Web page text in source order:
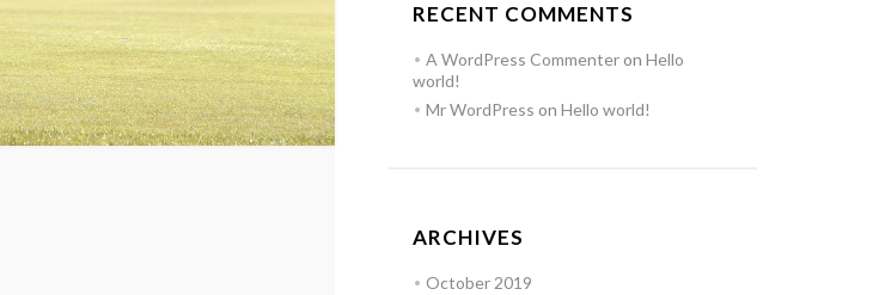
RECENT COMMENTS
A WordPress CommenteronHello
world!
Mr WordPress onHello world!
ARCHIVES
October 2019